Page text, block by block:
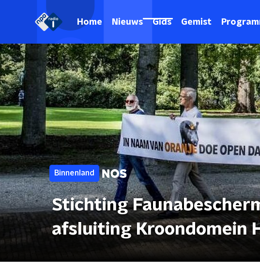
Home Nieuws Gids Gemist
Binnenland
Stichting
afsluiting Kroondomein